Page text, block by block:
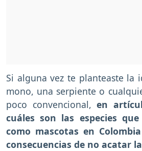
Si alguna vez te planteaste la
mono, una serpiente o
poco convencional,en
cuáles son las especies
como mascotas en
consecuencias de no acatar